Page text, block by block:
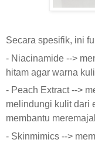
Secara spesifik, ini
- Niacinamide -->
hitam agar warna
- Peach Extract -->
melindungi kulit dari
membantu
- Skinmimics -->